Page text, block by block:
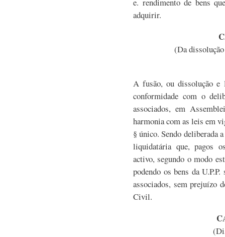
adquirir.
(Da
A fusão, ou dissolução e
conformidade com o
associados, em
harmonia com as leis em
§ único. Sendo deliberada
liquidatária que, pagos
activo, segundo o modo
podendo os bens da
associados, sem prejuízo
Civil.